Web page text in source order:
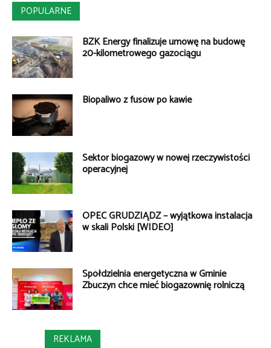
POPULARNE
BZK Energy finalizuje umowę na budowę
20-kilometrowego gazociągu
Biopaliwo z fusów po kawie
Sektor biogazowy w nowej rzeczywistości
operacyjnej
OPEC GRUDZIĄDZ – wyjątkowa instalacja
w skali Polski [WIDEO]
Spółdzielnia energetyczna w Gminie
Zbuczyn chce mieć biogazownię rolniczą
REKLAMA